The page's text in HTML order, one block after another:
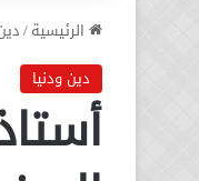
الرئيسية/
دين ودنيا